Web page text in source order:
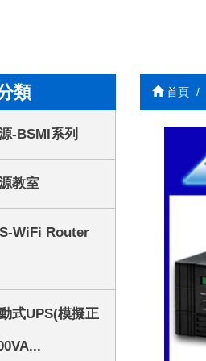
類
-BSMI系列
教室
WiFi Router
式UPS(模擬正
首頁